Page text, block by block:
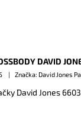
DAVID
Značka: David Jones
David Jones